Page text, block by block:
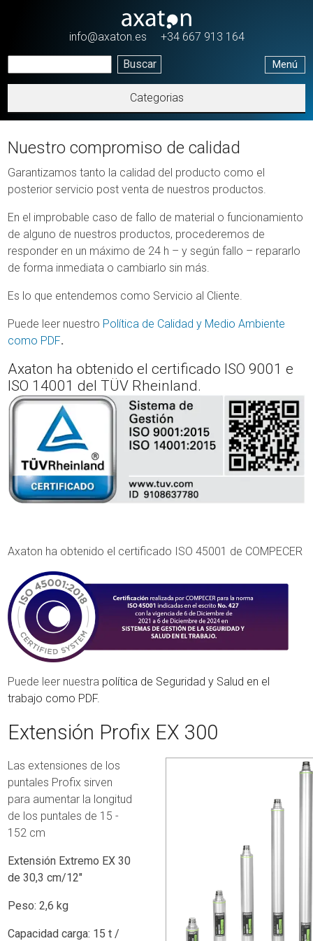
info@axaton.es +34 667 913 164
Menú
Categorias
Nuestro compromiso de calidad
Garantizamos tanto la calidad del producto como el
posterior servicio post venta de nuestros productos.
En el improbable caso de fallo de material o funcionamiento
de alguno de nuestros productos, procederemos de
responder en un máximo de 24 h – y según fallo – repararlo
de forma inmediata o cambiarlo sin más.
Es lo que entendemos como Servicio al Cliente.
Puede leer nuestro Política de Calidad y Medio Ambiente
como PDF.
Axaton ha obtenido el certificado ISO 9001 e
ISO 14001 del TÜV Rheinland.
Axaton ha obtenido el certificado ISO 45001 de COMPECER
Puede leer nuestra política de Seguridad y Salud en el
trabajo como PDF.
Extensión Profix EX 300
Las extensiones de los
puntales Profix sirven
para aumentar la longitud
de los puntales de 15 -
152 cm
Extensión Extremo EX 30
de 30,3 cm/12"
Peso: 2,6 kg
Capacidad carga: 15 t /